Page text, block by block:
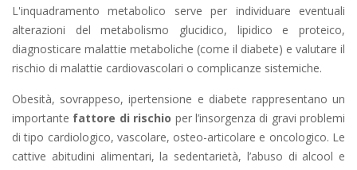
L'inquadramento metabolico serve per individuare eventuali
alterazioni del metabolismo glucidico, lipidico e proteico,
diagnosticare malattie metaboliche (come il diabete) e valutare il
rischio di malattie cardiovascolari o complicanze sistemiche.
Obesità, sovrappeso, ipertensione e diabete rappresentano un
importante fattore di rischio per l’insorgenza di gravi problemi
di tipo cardiologico, vascolare, osteo-articolare e oncologico. Le
cattive abitudini alimentari, la sedentarietà, l’abuso di alcool e